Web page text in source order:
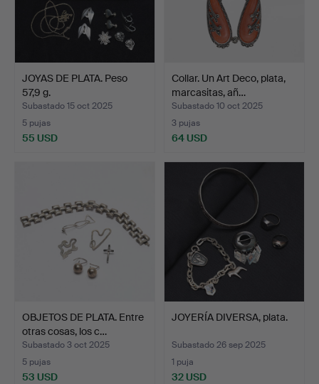
JOYAS DE PLATA. Peso
57,9 g.
Subastado 15 oct 2025
5 pujas
55 USD
Collar. Un Art Deco, plata,
marcasitas, añ…
Subastado 10 oct 2025
3 pujas
64 USD
OBJETOS DE PLATA. Entre
otras cosas, los c…
Subastado 3 oct 2025
5 pujas
53 USD
JOYERÍA DIVERSA, plata.
Subastado 26 sep 2025
1 puja
32 USD